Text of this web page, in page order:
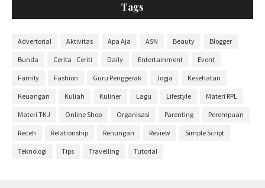
Tags
Advertorial Aktivitas Apa Aja ASN Beauty Blogger
Bunda Cerita - Ceriti Daily Entertainment Event
Family Fashion Guru Penggerak Jogja Kesehatan
Keuangan Kuliah Kuliner Lagu Lifestyle Materi RPL
Materi TKJ Online Shop Organisasi Parenting Perempuan
Receh Relationship Renungan Review Simple Script
Teknologi Tips Travelling Tutorial